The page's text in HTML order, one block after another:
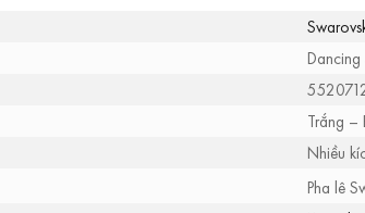
Dancing
Trắng –
Nhiều
Pha lê